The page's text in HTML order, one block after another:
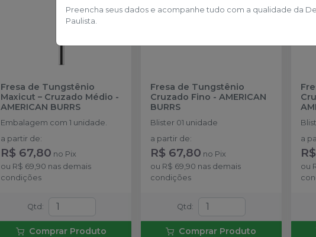
Fresa de Tungstênio
Maxicut – Cruzado Médio -
AMERICAN BURRS
Embalagem com 1 unidade.
a partir de:
R$ 67,80 no Pix
ou R$ 69,90 nas demais
condições
Qtd :
Comprar Produto
Fresa de Tungstênio
Cruzado Fino -AMERICAN
BURRS
Blister 01 unidade
a partir de:
R$ 67,80 no Pix
ou R$ 69,90 nas demais
condições
Qtd :
Comprar Produto
a
ou
Preencha seus dados e acompanhe tudo com a qualidade da
Paulista.